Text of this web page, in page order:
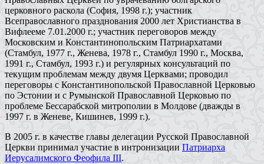
церковного раскола (София, 1998 г.); участник
Всеправославного празднования 2000 лет Христианства в
Вифлееме 7.01.2000 г.; участник переговоров между
Московским и Константинопольским Патриархатами
(Стамбул, 1977 г., Женева, 1978 г., Стамбул 1990 г., Москва,
1991 г., Стамбул, 1993 г.) и регулярных консультаций по
текущим проблемам между двумя Церквами; проводил
переговоры с Константинопольской Православной Церковью
по Эстонии и с Румынской Православной Церковью по
проблеме Бессарабской митрополии в Молдове (дважды в
1997 г. в Женеве, Кишинев, 1999 г.).
В 2005 г. в качестве главы делегации Русской Православной
Церкви принимал участие в интронизации Патриарха
Иерусалимского Феофила III.